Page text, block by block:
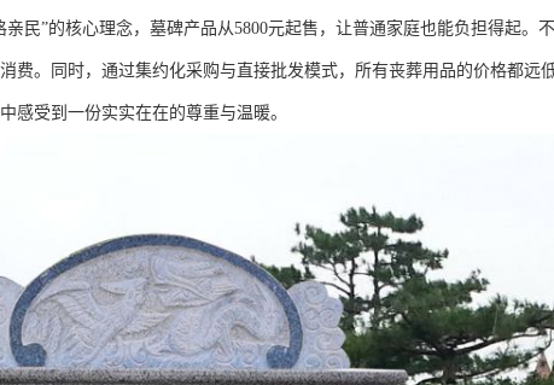
民”的核心理念，墓碑产品从5800元起售，让普通家庭也能负担得起。
费。同时，通过集约化采购与直接批发模式，所有丧葬用品的价格都远
感受到一份实实在在的尊重与温暖。